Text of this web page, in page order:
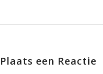
Plaats een Reactie